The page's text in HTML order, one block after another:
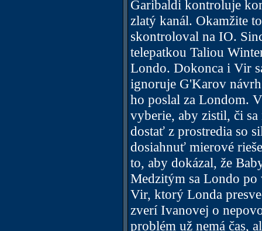
Garibaldi kontroluje
zlatý kanál. Okamžite
skontroloval na IO.
telepatkou Taliou
Londo. Dokonca i Vir
ignoruje G'Karov
ho poslal za Londom.
vyberie, aby zistil, či sa
dostať z prostredia so
dosiahnuť mierové
to, aby dokázal, že
Medzitým sa Londo
Vir, ktorý Londa
zverí Ivanovej o
problém už nemá čas,